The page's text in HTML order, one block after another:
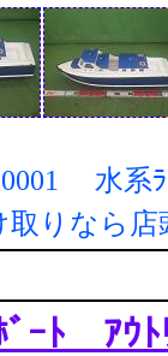
水系ﾗ
取りなら店
ﾞｰﾄ ｱｳ